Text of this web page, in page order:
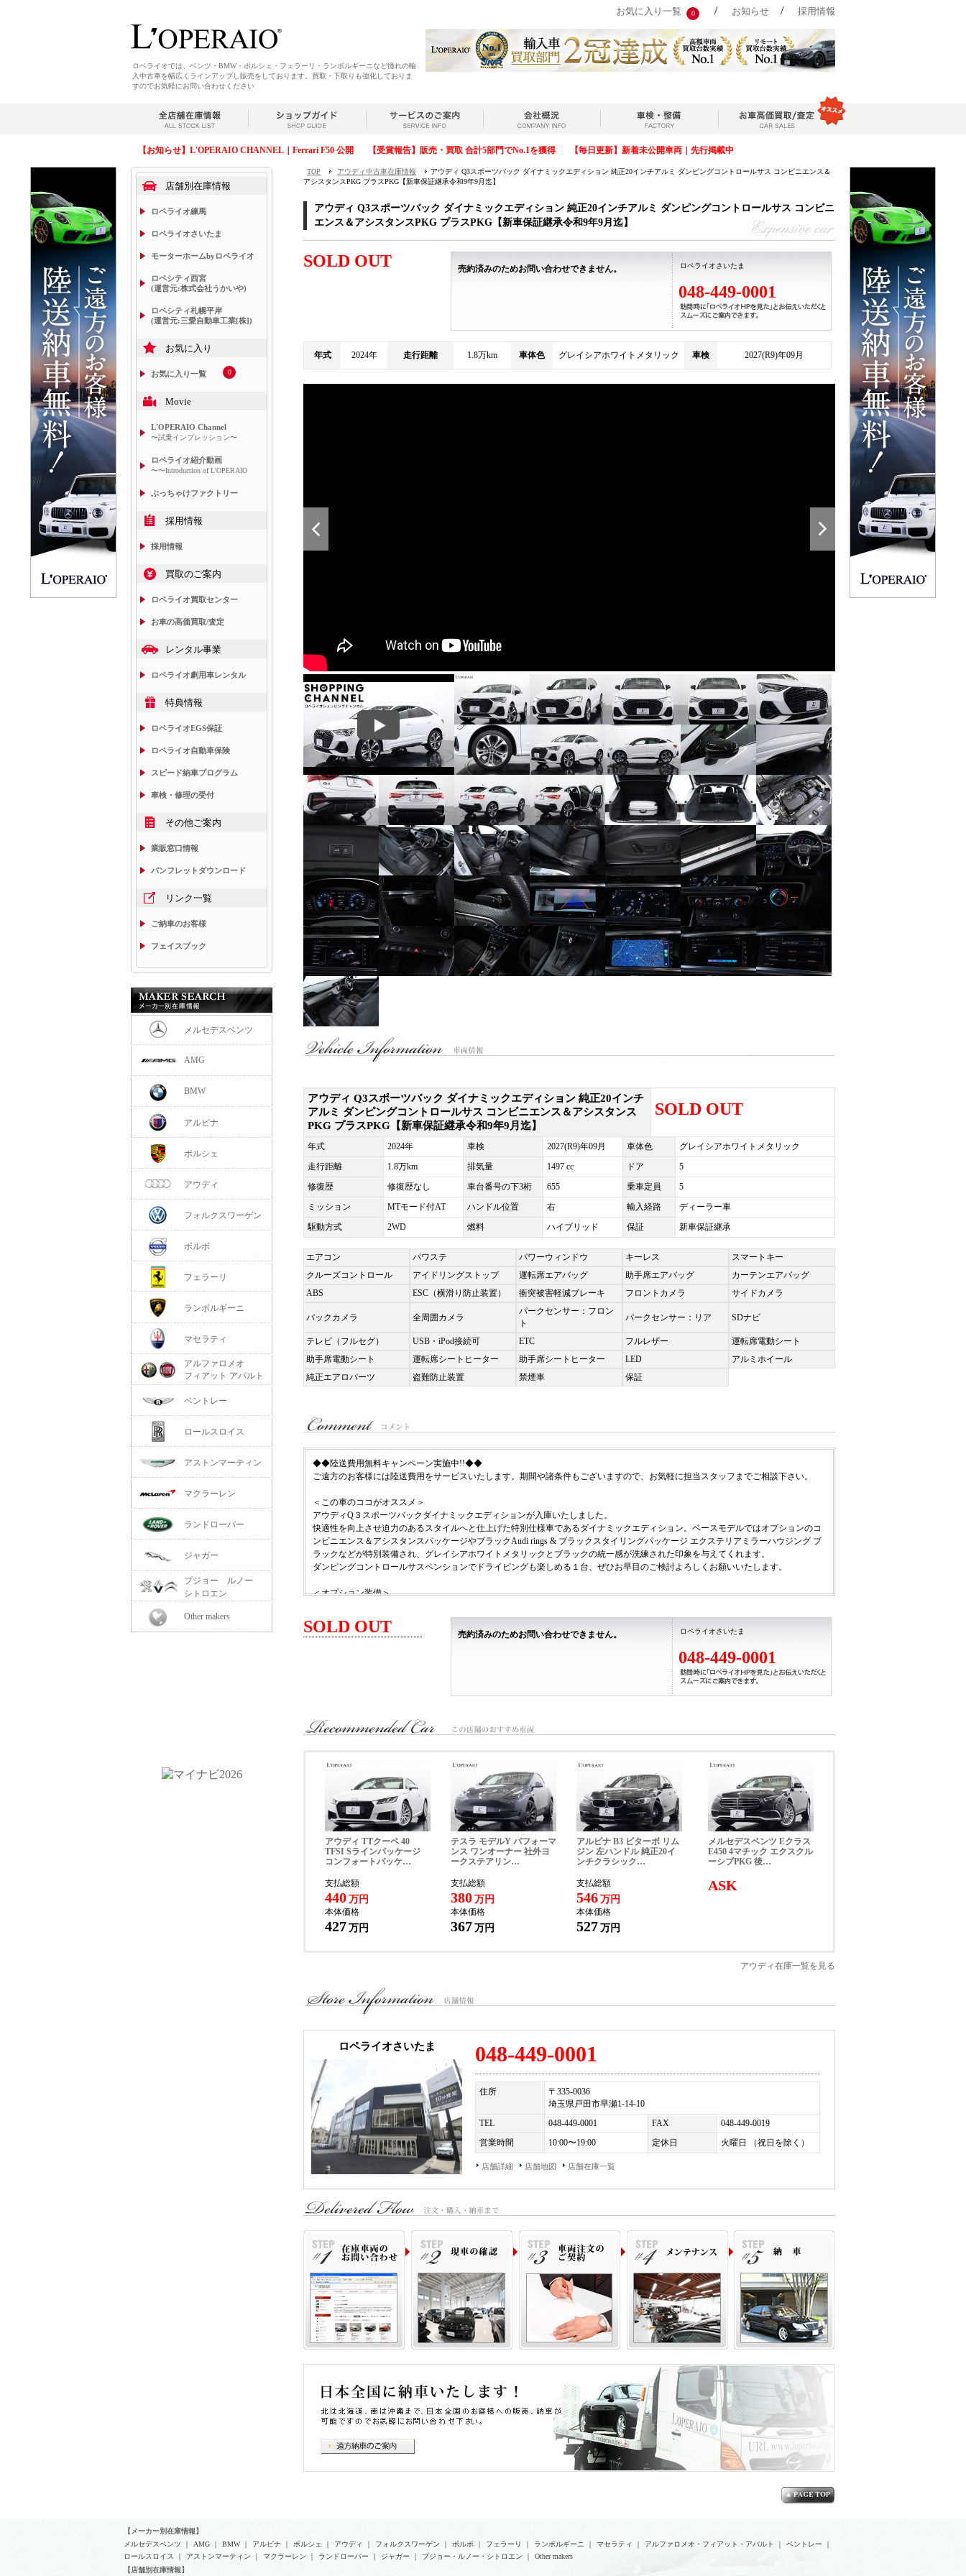
お気に入り一覧 0 / お知らせ / 採用情報
ロペライオでは、ベンツ・BMW・ポルシェ・フェラーリ・ランボルギーニなど憧れの輸
入中古車を幅広くラインアップし販売をしております。買取・下取りも強化しておりま
すのでお気軽にお問い合わせください
【お知らせ】L'OPERAIO CHANNEL｜Ferrari F50 公開 【受賞報告】販売・買取 合計5部門でNo.1を獲得 【毎日更新】新着未公開車両｜先行掲載中
TOP アウディ中古車在庫情報
アウディ Q3スポーツバック ダイナミックエディション 純正20インチアルミ ダンピングコントロールサス コンビニエンス＆
アシスタンスPKG プラスPKG【新車保証継承令和9年9月迄】
アウディ Q3スポーツバック ダイナミックエディション 純正20インチアルミ ダンピングコントロールサス コンビニ
エンス＆アシスタンスPKG プラスPKG【新車保証継承令和9年9月迄】
SOLD OUT 売約済みのためお問い合わせできません。 ロペライオさいたま
048-449-0001
年式 2024年 走行距離 1.8万km 車体色 グレイシアホワイトメタリック 車検 2027(R9)年09月
アウディ Q3スポーツバック ダイナミックエディション 純正20インチ
アルミ ダンピングコントロールサス コンビニエンス＆アシスタンス
PKG プラスPKG【新車保証継承令和9年9月迄】
SOLD OUT
年式 2024年 車検 2027(R9)年09月 車体色
グレイシアホワイトメタリック
走行距離
1.8万km 排気量 1497 cc ドア
5
修復歴
修復歴なし 車台番号の下3桁 655 乗車定員
5
ミッション
MTモード付AT ハンドル位置 右 輸入経路
ディーラー車
駆動方式
2WD 燃料 ハイブリッド 保証 新車保証継承
エアコン パワステ パワーウィンドウ キーレス
スマートキー
クルーズコントロール
アイドリングストップ 運転席エアバッグ 助手席エアバッグ
カーテンエアバッグ
ABS
ESC（横滑り防止装置） 衝突被害軽減ブレーキ フロントカメラ サイドカメラ
バックカメラ 全周囲カメラ
パークセンサー：フロン
ト
パークセンサー：リア SDナビ
テレビ（フルセグ） USB・iPod接続可 ETC フルレザー
運転席電動シート
助手席電動シート
運転席シートヒーター 助手席シートヒーター LED
アルミホイール
純正エアロパーツ
盗難防止装置 禁煙車 保証
◆◆陸送費用無料キャンペーン実施中!!◆◆
ご遠方のお客様には陸送費用をサービスいたします。期間や諸条件もございますので、お気軽に担当スタッフまでご相談下さい。
＜この車のココがオススメ＞
アウディQ３スポーツバックダイナミックエディションが入庫いたしました。
快適性を向上させ迫力のあるスタイルへと仕上げた特別仕様車であるダイナミックエディション。ベースモデルではオプションのコ
ンビニエンス＆アシスタンスパッケージやブラックAudi rings & ブラックスタイリングパッケージ エクステリアミラーハウジング ブ
ラックなどが特別装備され、グレイシアホワイトメタリックとブラックの統一感が洗練された印象を与えてくれます。
ダンピングコントロールサスペンションでドライビングも楽しめる１台、ぜひお早目のご検討よろしくお願いいたします。
＜オプション装備＞
・ドライブレコーダー
・ETC
・ブラックAudi rings&ブラックスタイリングパッケージ
・コンビニエンス&アシスタンスパッケージ
-シートヒーター（フロント）
-4ウェイランバーサポート（フロント）
-3スポークレザーマルチファンクションステアリングホイール パドルシフト
-オートマチックテールゲート
-アウディホールドアシスト
-アダプティブクルーズアシスト
-ハイビームアシスト
-サイドアシスト
-リヤクロストラフィックアシスト
-エマージェンシーアシスト
・プラスパッケージ
-パーシャルレザー
-マルチカラーアンビエントライティング
-リヤシートUSB
・テクノロジーパッケージ
＜35TFSI Sライン 専用装備＞
・19インチ20スポークVデザインアルミホイール（グラファイトグレー） ※特別装備装着前仕様
・S lineロゴスプリントクロス/アーティフィシャルレザーシート ※特別装備装着前仕様
・ドアアームレストアーティフィシャルレザー
・センターアームレスト付リヤシート
・ダークマットブラッシュトアルミニウムデコラティブパネル
・ドアシルトリム S lineロゴ
・ブラックヘッドライニング
・スポーツサスペンション
・アドバンストキーシステム
＜主要諸元＞
1.5L 直列4気筒DOHCターボ+モーター、150ps/25.5kgm、全長×全幅×全高mm 4520×1850×1565mm、車両重量 1570kg
＜税込新車価格＞
￥6,330,000- ※オプション価格は含まれておりません。
『ロペライオ独自の「Ｓ．Ｎ．Ｐ」をご用意！ご購入車両を、その日に直ぐに乗ってお帰りいただけます。詳細はお問い合わせくだ
さい！』
株式会社ロペライオ
ロペライオさいたま
〒３３５−００３６ 埼玉県戸田市早瀬１−１４−１０
ＴＥＬ：０４８（４４９）０００１
SOLD OUT 売約済みのためお問い合わせできません。 ロペライオさいたま
048-449-0001
アウディ TTクーペ 40
TFSI Sラインパッケージ
コンフォートパッケ…
支払総額
440 万円
本体価格
427 万円
テスラ モデルY パフォーマ
ンス ワンオーナー 社外ヨ
ークステアリン…
支払総額
380 万円
本体価格
367 万円
アルピナ B3 ビターボ リム
ジン 左ハンドル 純正20イ
ンチクラシック…
支払総額
546 万円
本体価格
527 万円
メルセデスベンツ Eクラス
E450 4マチック エクスクル
ーシブPKG 後…
ASK
アウディ在庫一覧を見る
ロペライオさいたま 048-449-0001
住所
〒335-0036
埼玉県戸田市早瀬1-14-10
TEL
048-449-0001 FAX
048-449-0019
営業時間
10:00〜19:00 定休日 火曜日 （祝日を除く）
店舗詳細 店舗地図 店舗在庫一覧
店舗別在庫情報
ロペライオ練馬
ロペライオさいたま
モーターホームbyロペライオ
ロペシティ西宮
(運営元:株式会社うかいや)
ロペシティ札幌平岸
(運営元:三愛自動車工業[株])
お気に入り
お気に入り一覧 0
Movie
L'OPERAIO Channel
〜試乗インプレッション〜
ロペライオ紹介動画
〜〜Introduction of L'OPERAIO
ぶっちゃけファクトリー
採用情報
採用情報
買取のご案内
ロペライオ買取センター
お車の高価買取/査定
レンタル事業
ロペライオ劇用車レンタル
特典情報
ロペライオEGS保証
ロペライオ自動車保険
スピード納車プログラム
車検・修理の受付
その他ご案内
業販窓口情報
パンフレットダウンロード
リンク一覧
ご納車のお客様
フェイスブック
メルセデスベンツ
AMG
BMW
アルピナ
ポルシェ
アウディ
フォルクスワーゲン
ボルボ
フェラーリ
ランボルギーニ
マセラティ
アルファロメオ
フィアット アバルト
ベントレー
ロールスロイス
アストンマーティン
マクラーレン
ランドローバー
ジャガー
プジョー ルノー
シトロエン
Other makers
【メーカー別在庫情報】
メルセデスベンツ ｜ AMG ｜ BMW｜ アルピナ ｜ ポルシェ ｜ アウディ ｜ フォルクスワーゲン ｜ ボルボ ｜ フェラーリ ｜ ランボルギーニ ｜ マセラティ ｜ アルファロメオ・フィアット・アバルト ｜ ベントレー ｜
ロールスロイス
｜ アストンマーティン ｜ マクラーレン ｜ ランドローバー ｜ ジャガー ｜ プジョー・ルノー・シトロエン ｜
Other makers
【店舗別在庫情報】